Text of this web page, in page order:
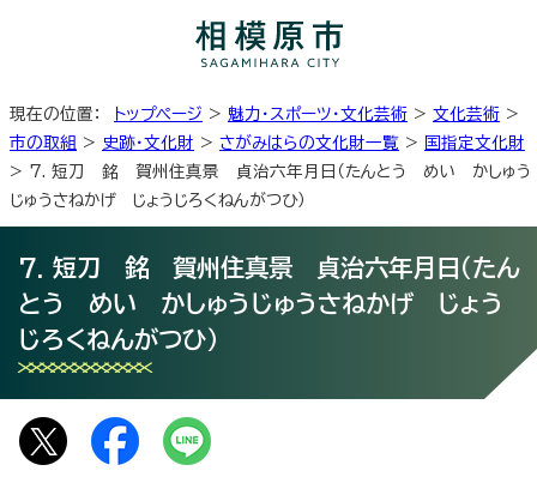
現在の位置： トップページ > 魅力・スポーツ・文化芸術 > 文化芸術 >
市の取組 > 史跡・文化財 > さがみはらの文化財一覧 > 国指定文化財
> 7. 短刀 銘 賀州住真景 貞治六年月日（たんとう めい かしゅう
じゅうさねかげ じょうじろくねんがつひ）
7. 短刀 銘 賀州住真景 貞治六年月日（たん
とう めい かしゅうじゅうさねかげ じょう
じろくねんがつひ）